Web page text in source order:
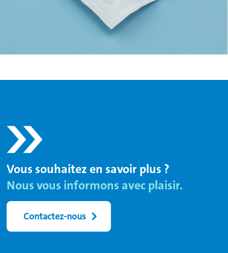
Vous souhaitez en savoir plus ?
Nous vous informons avec plaisir.
Contactez-nous